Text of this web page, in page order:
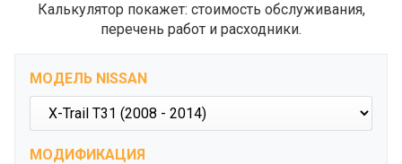
Калькулятор покажет: стоимость обслуживания,
перечень работ и расходники.
МОДЕЛЬ NISSAN
МОДИФИКАЦИЯ